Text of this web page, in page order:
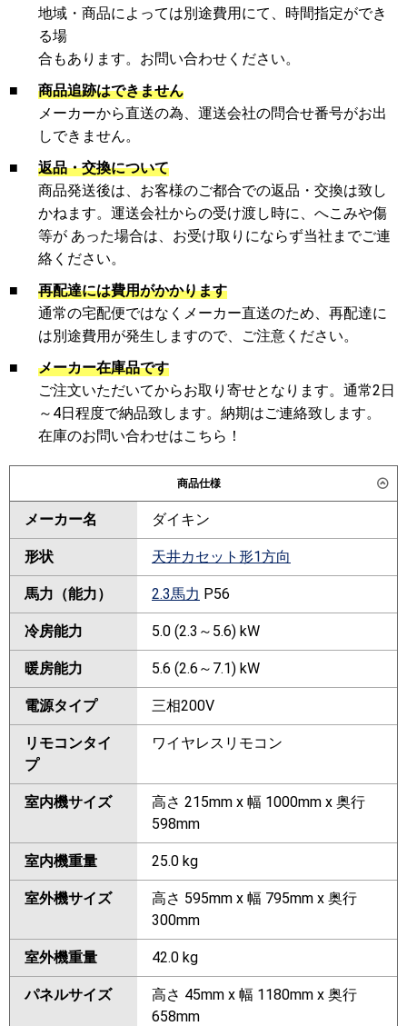
地域・商品によっては別途費用にて、時間指定ができ
る場
合もあります。お問い合わせください。
■
商品追跡はできません
メーカーから直送の為、運送会社の問合せ番号がお出
しできません。
■
返品・交換について
商品発送後は、お客様のご都合での返品・交換は致し
かねます。運送会社からの受け渡し時に、へこみや傷
等が あった場合は、お受け取りにならず当社までご連
絡ください。
■
再配達には費用がかかります
通常の宅配便ではなくメーカー直送のため、再配達に
は別途費用が発生しますので、ご注意ください。
■
メーカー在庫品です
ご注文いただいてからお取り寄せとなります。通常2日
～4日程度で納品致します。納期はご連絡致します。
在庫のお問い合わせはこちら！
商品仕様
メーカー名 ダイキン
形状 天井カセット形1方向
馬力（能力） 2.3馬力 P56
冷房能力 5.0 (2.3～5.6) kW
暖房能力 5.6 (2.6～7.1) kW
電源タイプ 三相200V
リモコンタイ
プ
ワイヤレスリモコン
室内機サイズ
高さ 215mm x 幅 1000mm x 奥行
598mm
室内機重量 25.0 kg
室外機サイズ
高さ 595mm x 幅 795mm x 奥行
300mm
室外機重量 42.0 kg
パネルサイズ
高さ 45mm x 幅 1180mm x 奥行
658mm